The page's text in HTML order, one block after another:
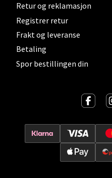
Retur og reklamasjon
Registrer retur
Frakt og leveranse
Betaling
Spor bestillingen din